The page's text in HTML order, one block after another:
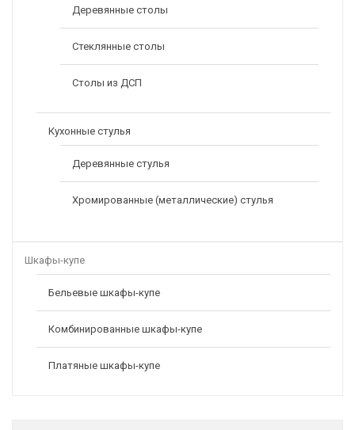
Деревянные столы
Стеклянные столы
Столы из ДСП
Кухонные стулья
Деревянные стулья
Хромированные (металлические) стулья
Шкафы-купе
Бельевые шкафы-купе
Комбинированные шкафы-купе
Платяные шкафы-купе